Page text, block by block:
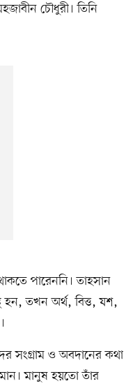
চৌধুরী। তিনি
পারেননি। তাহসান
হন, তখন অর্থ, বিত্ত, যশ,
সংগ্রাম ও অবদানের কথা
মানুষ হয়তো তাঁর